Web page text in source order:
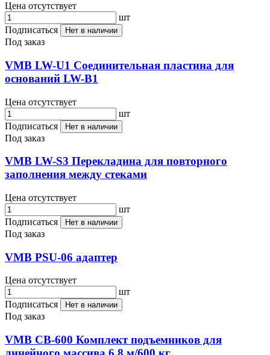
Цена отсутствует
шт
Подписаться
Нет в наличии
Под заказ
VMB LW-U1 Соединительная пластина для
оснований LW-B1
Цена отсутствует
шт
Подписаться
Нет в наличии
Под заказ
VMB LW-S3 Перекладина для повторного
заполнения между стеками
Цена отсутствует
шт
Подписаться
Нет в наличии
Под заказ
VMB PSU-06 адаптер
Цена отсутствует
шт
Подписаться
Нет в наличии
Под заказ
VMB CB-600 Комплект подъемников для